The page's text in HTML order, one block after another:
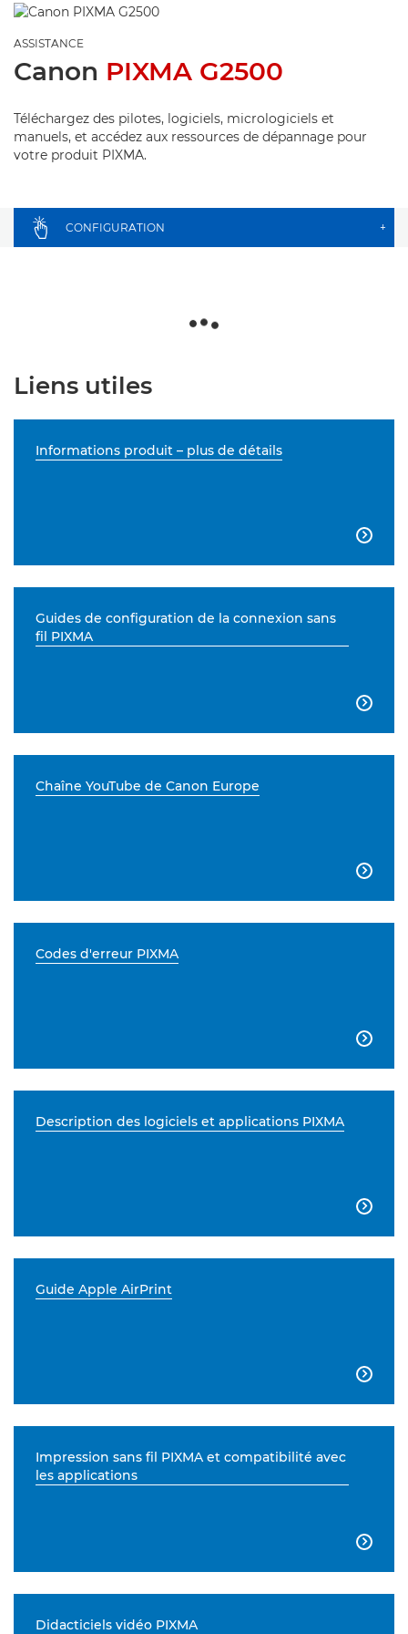
ASSISTANCE
Canon PIXMA G2500
Téléchargez des pilotes, logiciels, micrologiciels et
manuels, et accédez aux ressources de dépannage pour
votre produit PIXMA.
CONFIGURATION +
Liens utiles
Informations produit – plus de détails

Guides de configuration de la connexion sans
fil PIXMA

Chaîne YouTube de Canon Europe

Codes d'erreur PIXMA

Description des logiciels et applications PIXMA

Guide Apple AirPrint

Impression sans fil PIXMA et compatibilité avec
les applications

Didacticiels vidéo PIXMA